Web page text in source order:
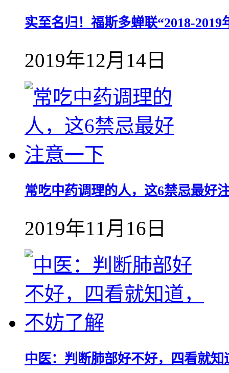
实至名归！福斯多蝉联“2018-
2019年12月14日
常吃中药调理的人，这6禁忌最好
2019年11月16日
中医：判断肺部好不好，四看就知